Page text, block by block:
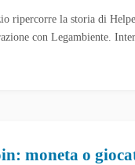
ripercorre la storia di
con Legambiente.
moneta o